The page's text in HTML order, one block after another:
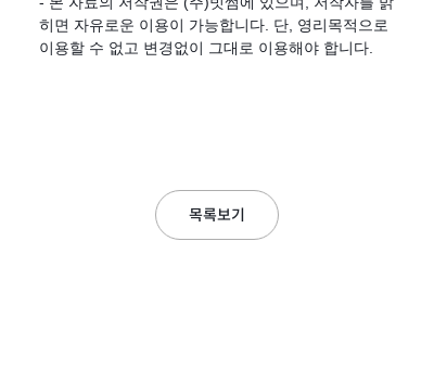
히면 자유로운 이용이 가능합니다. 단, 영리목적으로
이용할 수 없고 변경없이 그대로 이용해야 합니다.
목록보기